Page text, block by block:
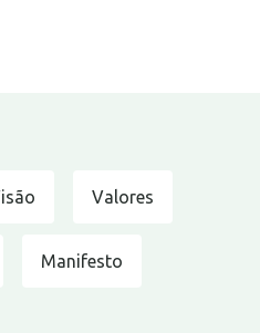
Valores
Manifesto